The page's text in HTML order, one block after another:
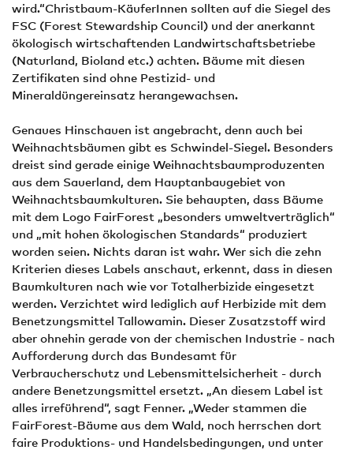
wird.“Christbaum-KäuferInnen sollten auf die Siegel des
FSC (Forest Stewardship Council) und der anerkannt
ökologisch wirtschaftenden Landwirtschaftsbetriebe
(Naturland, Bioland etc.) achten. Bäume mit diesen
Zertifikaten sind ohne Pestizid- und
Mineraldüngereinsatz herangewachsen.
Genaues Hinschauen ist angebracht, denn auch bei
Weihnachtsbäumen gibt es Schwindel-Siegel. Besonders
dreist sind gerade einige Weihnachtsbaumproduzenten
aus dem Sauerland, dem Hauptanbaugebiet von
Weihnachtsbaumkulturen. Sie behaupten, dass Bäume
mit dem Logo FairForest „besonders umweltverträglich“
und „mit hohen ökologischen Standards“ produziert
worden seien. Nichts daran ist wahr. Wer sich die zehn
Kriterien dieses Labels anschaut, erkennt, dass in diesen
Baumkulturen nach wie vor Totalherbizide eingesetzt
werden. Verzichtet wird lediglich auf Herbizide mit dem
Benetzungsmittel Tallowamin. Dieser Zusatzstoff wird
aber ohnehin gerade von der chemischen Industrie - nach
Aufforderung durch das Bundesamt für
Verbraucherschutz und Lebensmittelsicherheit - durch
andere Benetzungsmittel ersetzt. „An diesem Label ist
alles irreführend“, sagt Fenner. „Weder stammen die
FairForest-Bäume aus dem Wald, noch herrschen dort
faire Produktions- und Handelsbedingungen, und unter